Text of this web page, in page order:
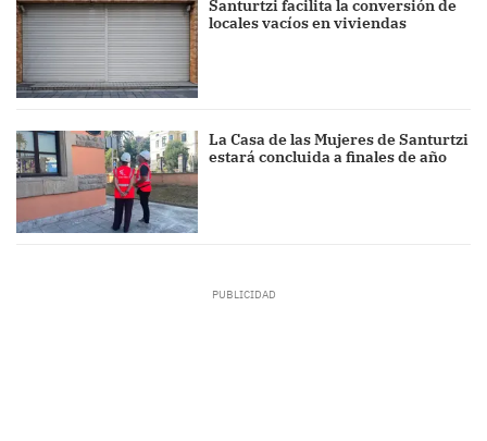
Santurtzi facilita la conversión de
locales vacíos en viviendas
La Casa de las Mujeres de Santurtzi
estará concluida a finales de año